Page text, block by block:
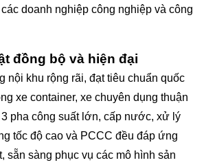
doanh nghiệp công nghiệp và công
đồng bộ và hiện đại
nội khu rộng rãi, đạt tiêu chuẩn quốc
xe container, xe chuyên dụng thuận
pha công suất lớn, cấp nước, xử lý
tốc độ cao và PCCC đều đáp ứng
sẵn sàng phục vụ các mô hình sản